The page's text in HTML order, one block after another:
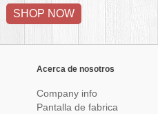
SHOP NOW
Acerca de nosotros
Company info
Pantalla de fabrica